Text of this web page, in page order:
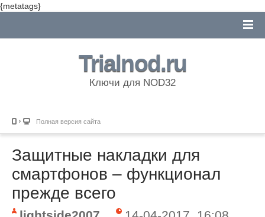
{metatags}
Trialnod.ru
Ключи для NOD32
Полная версия сайта
Защитные накладки для
смартфонов – функционал
прежде всего